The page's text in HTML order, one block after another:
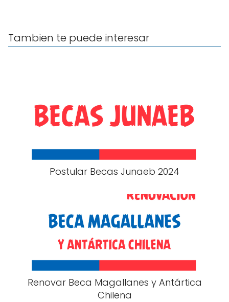
Tambien te puede interesar
Postular Becas Junaeb 2024
Renovar Beca Magallanes y Antártica
Chilena